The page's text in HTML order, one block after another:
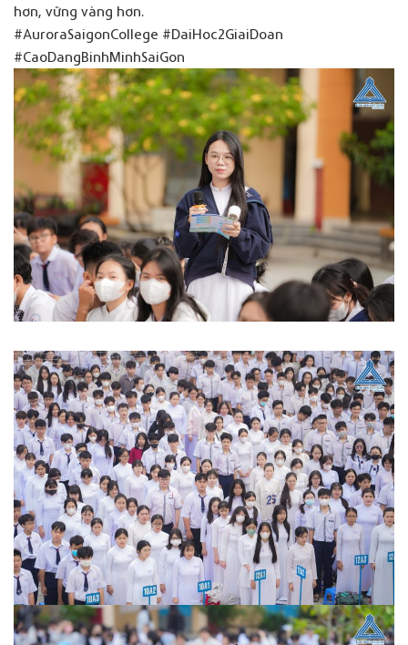
hơn, vững vàng hơn.
#AuroraSaigonCollege #DaiHoc2GiaiDoan
#CaoDangBinhMinhSaiGon